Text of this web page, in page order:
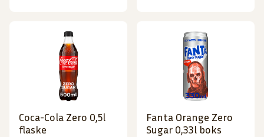
Coca-Cola Zero 0,5l
flaske
Fanta Orange Zero
Sugar 0,33l boks